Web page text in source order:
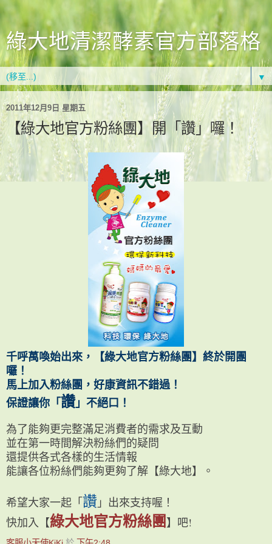
綠大地清潔酵素官方部落格
▼
2011年12月9日 星期五
【綠大地官方粉絲團】開「讚」囉！
千呼萬喚始出來，【綠大地官方粉絲團】終於開團
囉！
馬上加入粉絲團，好康資訊不錯過！
保證讓你「讚」不絕口！
為了能夠更完整滿足消費者的需求及互動
並在第一時間解決粉絲們的疑問
還提供各式各樣的生活情報
能讓各位粉絲們能夠更夠了解【綠大地】。
希望大家一起「 讚 」出來支持喔！
快加入【綠大地官方粉絲團】吧!